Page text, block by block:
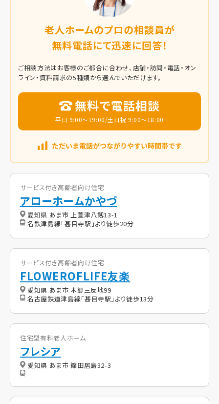
老人ホームのプロの相談員が
無料電話にて迅速に回答！
ご相談方法はお客様のご都合に合わせ、店舗・訪問・電話・オン
ライン・資料請求の5種類から選んでいただけます。
無料で電話相談
平日 9:00～19:00/土日祝 9:00～18:00
サービス付き高齢者向け住宅
アローホームかやづ
愛知県 あま市 上萱津八剱13-1
名鉄津島線「甚目寺駅」より徒歩20分
サービス付き高齢者向け住宅
FLOWEROFLIFE友楽
愛知県 あま市 本郷三反地99
名古屋鉄道津島線「甚目寺駅」より徒歩13分
住宅型有料老人ホーム
フレシア
愛知県 あま市 篠田居島32-3